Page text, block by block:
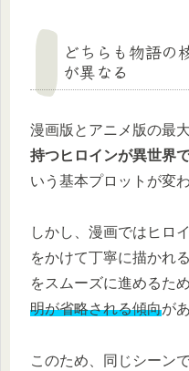
どちらも物語の
が異なる
漫画版とアニメ版の最
持つヒロインが異世界
いう基本プロットが変
しかし、漫画ではヒロ
をかけて丁寧に描かれ
をスムーズに進めるた
明が省略される傾向が
このため、同じシーン